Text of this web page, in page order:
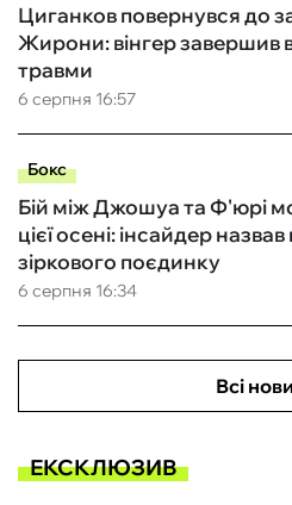
6 серпня 16:57
Циганков повернувся до
Жирони: вінгер завершив
травми
Бокс
6 серпня 16:34
Бій між Джошуа та Ф'юрі
цієї осені: інсайдер
зіркового поєдинку
Всі
ЕКСКЛЮЗИВ